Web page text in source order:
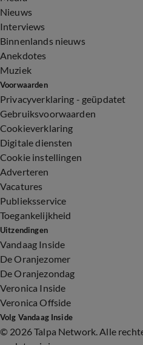
Nieuws
Interviews
Binnenlands nieuws
Anekdotes
Muziek
Voorwaarden
Privacyverklaring - geüpdatet
Gebruiksvoorwaarden
Cookieverklaring
Digitale diensten
Cookie instellingen
Adverteren
Vacatures
Publieksservice
Toegankelijkheid
Uitzendingen
Vandaag Inside
De Oranjezomer
De Oranjezondag
Veronica Inside
Veronica Offside
Volg Vandaag Inside
© 2026 Talpa Network. Alle